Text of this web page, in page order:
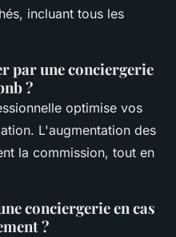
incluant tous les
par une conciergerie
?
optimise vos
L'augmentation des
la commission, tout en
conciergerie en cas
?